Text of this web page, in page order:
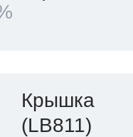
Крышка
(LB811)